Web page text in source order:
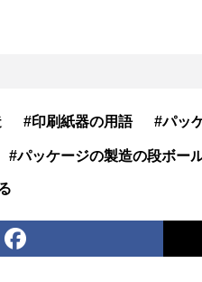
#印刷紙器の用語 #パッ
#パッケージの製造の段ボー